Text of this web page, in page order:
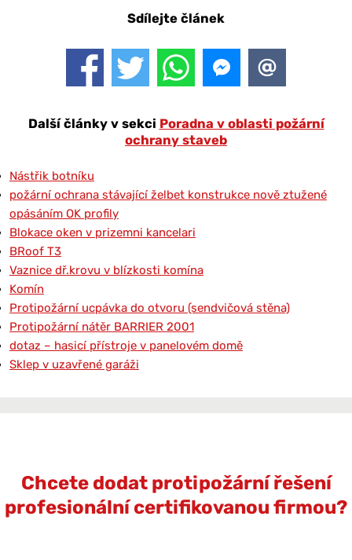
Sdílejte článek
Další články v sekci Poradna v oblasti požární
ochrany staveb
Nástřik botníku
požární ochrana stávající želbet konstrukce nově ztužené
opásáním OK profily
Blokace oken v prizemni kancelari
BRoof T3
Vaznice dř.krovu v blízkosti komína
Komín
Protipožární ucpávka do otvoru (sendvičová stěna)
Protipožární nátěr BARRIER 2001
dotaz – hasicí přístroje v panelovém domě
Sklep v uzavřené garáži
Chcete dodat protipožární řešení
profesionální certifikovanou firmou?